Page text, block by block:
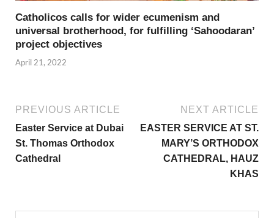
Catholicos calls for wider ecumenism and
universal brotherhood, for fulfilling ‘Sahoodaran’
project objectives
April 21, 2022
PREVIOUS ARTICLE
Easter Service at Dubai
St. Thomas Orthodox
Cathedral
NEXT ARTICLE
EASTER SERVICE AT ST.
MARY’S ORTHODOX
CATHEDRAL, HAUZ
KHAS